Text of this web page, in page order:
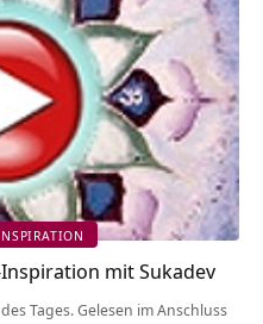
mit Sukadev
Tages. Gelesen im Anschluss